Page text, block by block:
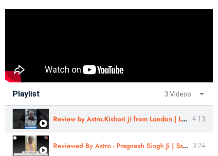
Playlist 3 Videos
Review by Astro.Kishori ji from London | Learn Astrology 4:13
Reviewed By Astro - Pragnesh Singh Ji | Sshree Astro Vastu 3:24